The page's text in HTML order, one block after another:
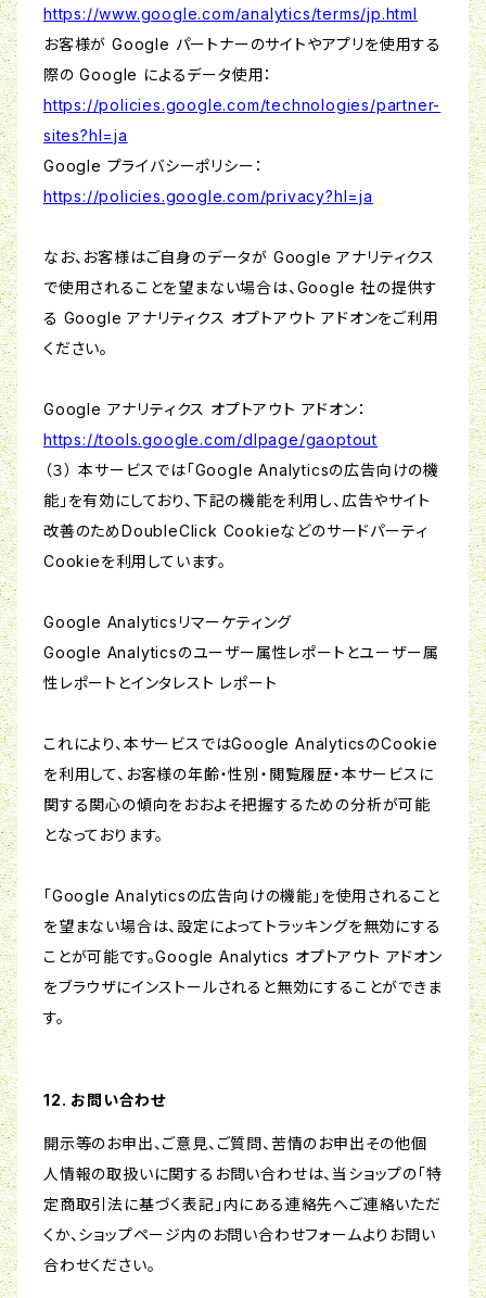
https://www.google.com/analytics/terms/jp.html
お客様が Google パートナーのサイトやアプリを使用する
際の Google によるデータ使用：
https://policies.google.com/technologies/partner-
sites?hl=ja
Google プライバシーポリシー：
https://policies.google.com/privacy?hl=ja
なお、お客様はご自身のデータが Google アナリティクス
で使用されることを望まない場合は、Google 社の提供す
る Google アナリティクス オプトアウト アドオンをご利用
ください。
Google アナリティクス オプトアウト アドオン：
https://tools.google.com/dlpage/gaoptout
（３） 本サービスでは「Google Analyticsの広告向けの機
能」を有効にしており、下記の機能を利用し、広告やサイト
改善のためDoubleClick Cookieなどのサードパーティ
Cookieを利用しています。
Google Analyticsリマーケティング
Google Analyticsのユーザー属性レポートとユーザー属
性レポートとインタレスト レポート
これにより、本サービスではGoogle AnalyticsのCookie
を利用して、お客様の年齢・性別・閲覧履歴・本サービスに
関する関心の傾向をおおよそ把握するための分析が可能
となっております。
「Google Analyticsの広告向けの機能」を使用されること
を望まない場合は、設定によってトラッキングを無効にする
ことが可能です。Google Analytics オプトアウト アドオン
をブラウザにインストールされると無効にすることができま
す。
12. お問い合わせ
開示等のお申出、ご意見、ご質問、苦情のお申出その他個
人情報の取扱いに関するお問い合わせは、当ショップの「特
定商取引法に基づく表記」内にある連絡先へご連絡いただ
くか、ショップページ内のお問い合わせフォームよりお問い
合わせください。